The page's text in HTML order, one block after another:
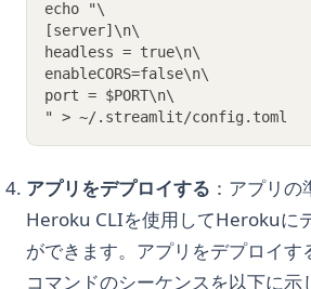
echo "\
[server]\n\
headless = true\n\
enableCORS=false\n\
port = $PORT\n\
" > ~/.streamlit/config.toml
アプリをデプロイする ：アプリの
Heroku CLIを使用してHerokuに
ができます。アプリをデプロイす
コマンドのシーケンスを以下に示